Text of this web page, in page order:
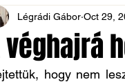
U7 Evezős
Általános hírek
véghajrá
Légrádi Gábor Oct 29,
hogy nem